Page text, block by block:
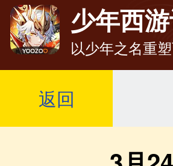
少年西
以少年之名重塑
返回